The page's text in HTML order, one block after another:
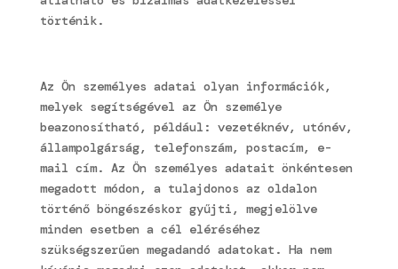
történik.
Az Ön személyes adatai olyan információk,
melyek segítségével az Ön személye
beazonosítható, például: vezetéknév, utónév,
állampolgárság, telefonszám, postacím, e-
mail cím. Az Ön személyes adatait önkéntesen
megadott módon, a tulajdonos az oldalon
történő böngészéskor gyűjti, megjelölve
minden esetben a cél eléréséhez
szükségszerűen megadandó adatokat. Ha nem